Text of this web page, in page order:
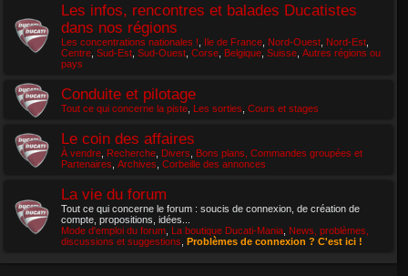
Les infos, rencontres et balades Ducatistes
dans nos régions
Les concentrations nationales ! Ile de France Nord-Ouest Nord-Est
Centre Sud-Est Sud-Ouest Corse Belgique Suisse Autres régions ou
pays
Conduite et pilotage
Tout ce qui concerne la piste Les sorties Cours et stages
Le coin des affaires
À vendre Recherche Divers
Bons plans, Commandes groupées et
Partenaires Archives Corbeille des annonces
La vie du forum
Tout ce qui concerne le forum : soucis de connexion, de création de
compte, propositions, idées...
Mode d'emploi du forum La boutique Ducati-Mania News, problèmes,
discussions et suggestions Problèmes de connexion ? C'est ici !